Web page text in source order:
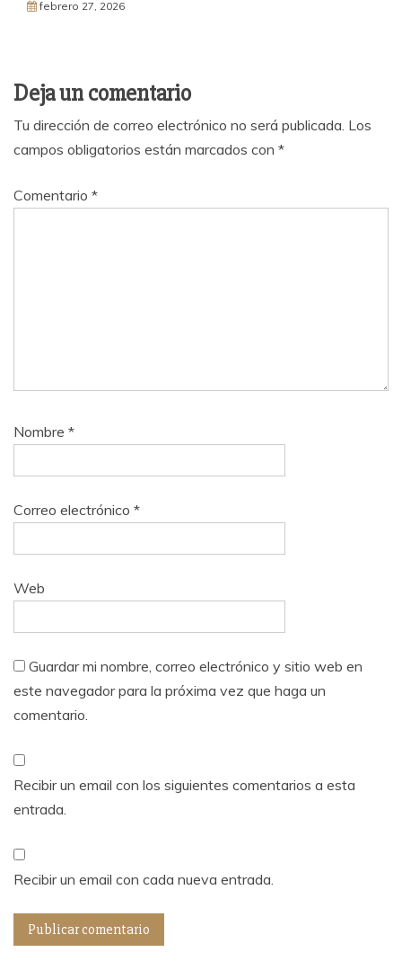
febrero 27, 2026
Deja un comentario
Tu dirección de correo electrónico no será publicada. Los
campos obligatorios están marcados con *
Comentario *
Nombre *
Correo electrónico *
Web
Guardar mi nombre, correo electrónico y sitio web en
este navegador para la próxima vez que haga un
comentario.
Recibir un email con los siguientes comentarios a esta
entrada.
Recibir un email con cada nueva entrada.